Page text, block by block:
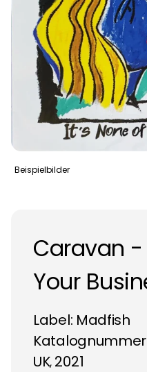
Beispielbilder
Caravan -
Your
Label: Madfish
Katalognummer:
UK, 2021